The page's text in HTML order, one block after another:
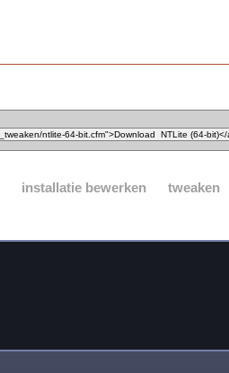
installatie bewerken
tweaken